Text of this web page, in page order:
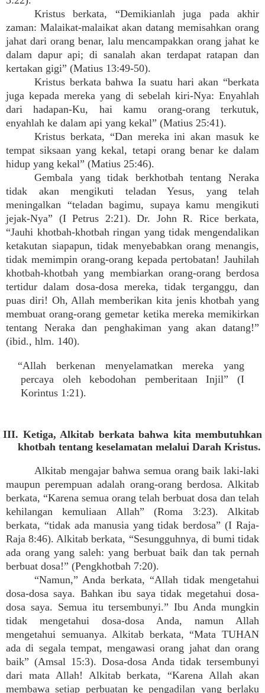
Kristus berkata, “Demikianlah juga pada akhir
zaman: Malaikat-malaikat akan datang memisahkan orang
jahat dari orang benar, lalu mencampakkan orang jahat ke
dalam dapur api; di sanalah akan terdapat ratapan dan
kertakan gigi” (Matius 13:49-50).
Kristus berkata bahwa Ia suatu hari akan “berkata
juga kepada mereka yang di sebelah kiri-Nya: Enyahlah
dari hadapan-Ku, hai kamu orang-orang terkutuk,
enyahlah ke dalam api yang kekal” (Matius 25:41).
Kristus berkata, “Dan mereka ini akan masuk ke
tempat siksaan yang kekal, tetapi orang benar ke dalam
hidup yang kekal” (Matius 25:46).
Gembala yang tidak berkhotbah tentang Neraka
tidak akan mengikuti teladan Yesus, yang telah
meningalkan “teladan bagimu, supaya kamu mengikuti
jejak-Nya” (I Petrus 2:21). Dr. John R. Rice berkata,
“Jauhi khotbah-khotbah ringan yang tidak mengendalikan
ketakutan siapapun, tidak menyebabkan orang menangis,
tidak memimpin orang-orang kepada pertobatan! Jauhilah
khotbah-khotbah yang membiarkan orang-orang berdosa
tertidur dalam dosa-dosa mereka, tidak terganggu, dan
puas diri! Oh, Allah memberikan kita jenis khotbah yang
membuat orang-orang gemetar ketika mereka memikirkan
tentang Neraka dan penghakiman yang akan datang!”
(ibid., hlm. 140).
“Allah berkenan menyelamatkan mereka yang
percaya oleh kebodohan pemberitaan Injil” (I
Korintus 1:21).
III. Ketiga, Alkitab berkata bahwa kita membutuhkan
khotbah tentang keselamatan melalui Darah Kristus.
Alkitab mengajar bahwa semua orang baik laki-laki
maupun perempuan adalah orang-orang berdosa. Alkitab
berkata, “Karena semua orang telah berbuat dosa dan telah
kehilangan kemuliaan Allah” (Roma 3:23). Alkitab
berkata, “tidak ada manusia yang tidak berdosa” (I Raja-
Raja 8:46). Alkitab berkata, “Sesungguhnya, di bumi tidak
ada orang yang saleh: yang berbuat baik dan tak pernah
berbuat dosa!” (Pengkhotbah 7:20).
“Namun,” Anda berkata, “Allah tidak mengetahui
dosa-dosa saya. Bahkan ibu saya tidak megetahui dosa-
dosa saya. Semua itu tersembunyi.” Ibu Anda mungkin
tidak mengetahui dosa-dosa Anda, namun Allah
mengetahui semuanya. Alkitab berkata, “Mata TUHAN
ada di segala tempat, mengawasi orang jahat dan orang
baik” (Amsal 15:3). Dosa-dosa Anda tidak tersembunyi
dari mata Allah! Alkitab berkata, “Karena Allah akan
membawa setiap perbuatan ke pengadilan yang berlaku